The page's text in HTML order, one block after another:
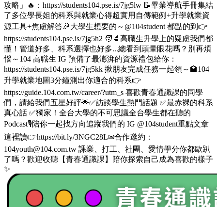
攻略」🔥：https://students104.pse.is/7jg5lw 📝畢業導航手冊集結
了多位學長姐的科系與就業心得超實用自傳範例+升學就業資
源工具+焦慮解答🎉大學生想要的～@104student 都點的到👉
https://students104.pse.is/7jg5h2 🧑‍🔬高職生升學上的疑慮我們都
懂！管道好多、科系選擇也好多...總看到頭暈眼花嗎？別再煩
惱～104 高職生 IG 預備了最澎湃的資源禮包給你：
https://students104.pse.is/7jg5kk 揪朋友完成任務一起領～🏫104
升學就業地圖3分鐘測出你適合的科系👉
https://guide.104.com.tw/career/?utm_s 喜歡青春通識課的同學
們，請給我們五星好評🌟✅訪談學生熱門話題 ✅最赤裸的科系
真心話 ✅獨家！全台大學的不可思議全台學生都在聽的
Podcast🎙️陪你一起找方向追蹤我們的 IG @104student重點文章
這裡讀👉https://bit.ly/3NGC28L✉合作邀約：
104youth@104.com.tw 課業、打工、社團、愛情學分你都歐趴
了嗎？歡迎收聽【青春通識課】陪你探索自己成為喜歡的樣子
✨